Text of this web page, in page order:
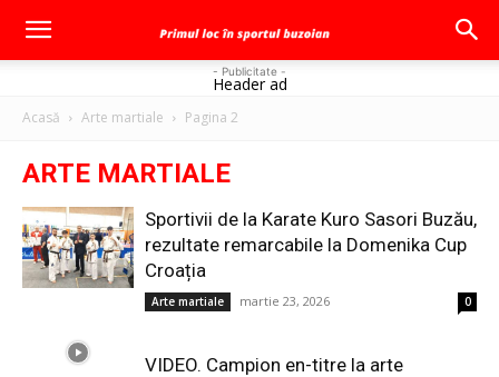
- Publicitate -
Header ad
Acasă Arte martiale Pagina 2
ARTE MARTIALE
Sportivii de la Karate Kuro Sasori Buzău,
rezultate remarcabile la Domenika Cup
Croația
Arte martiale martie 23, 2026 0
VIDEO. Campion en-titre la arte